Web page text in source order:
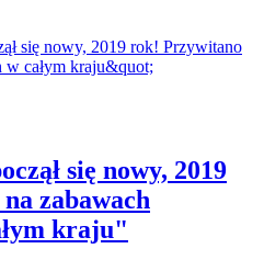
się nowy, 2019
zabawach
kraju"